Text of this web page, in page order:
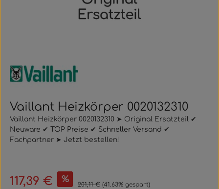
Vaillant Heizkörper 0020132310
Vaillant Heizkörper 0020132310 ➤ Original Ersatzteil ✔
Neuware ✔ TOP Preise ✔ Schneller Versand ✔
Fachpartner ➤ Jetzt bestellen!
Verkaufspreis:
117,39 € % Regulärer Preis:
201,11 € (41.63% gespart)